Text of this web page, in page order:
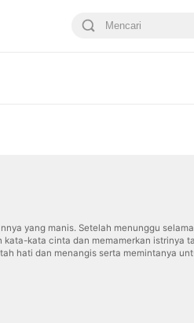
yang manis. Setelah menunggu
kata cinta dan memamerkan istrinya
hati dan menangis serta memintanya